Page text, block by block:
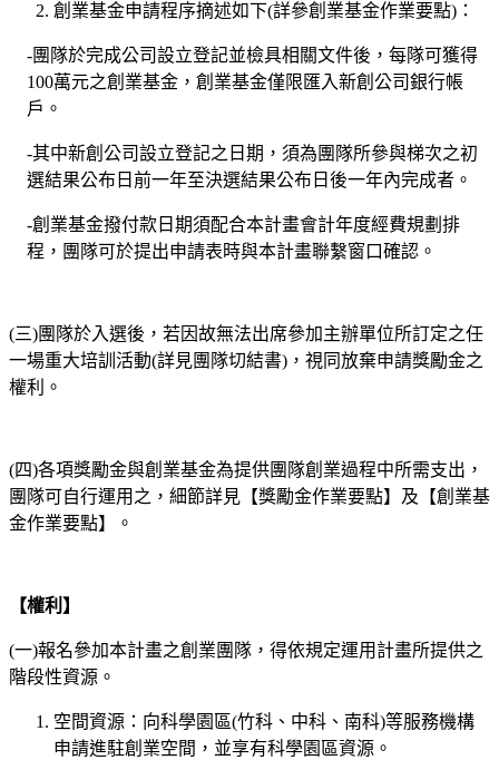
創業基金申請程序摘述如下(詳參創業基金作業要點)：
-團隊於完成公司設立登記並檢具相關文件後，每隊可獲得
100萬元之創業基金，創業基金僅限匯入新創公司銀行帳
戶。
-其中新創公司設立登記之日期，須為團隊所參與梯次之初
選結果公布日前一年至決選結果公布日後一年內完成者。
-創業基金撥付款日期須配合本計畫會計年度經費規劃排
程，團隊可於提出申請表時與本計畫聯繫窗口確認。
(三)團隊於入選後，若因故無法出席參加主辦單位所訂定之任
一場重大培訓活動(詳見團隊切結書)，視同放棄申請獎勵金之
權利。
(四)各項獎勵金與創業基金為提供團隊創業過程中所需支出，
團隊可自行運用之，細節詳見【獎勵金作業要點】及【創業基
金作業要點】。
【權利】
(一)報名參加本計畫之創業團隊，得依規定運用計畫所提供之
階段性資源。
空間資源：向科學園區(竹科、中科、南科)等服務機構
申請進駐創業空間，並享有科學園區資源。